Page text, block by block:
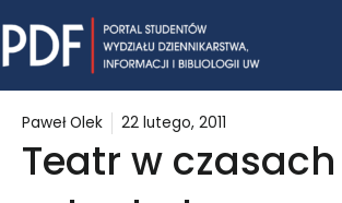
to
content
Paweł Olek 22 lutego, 2011
Teatr w czasach